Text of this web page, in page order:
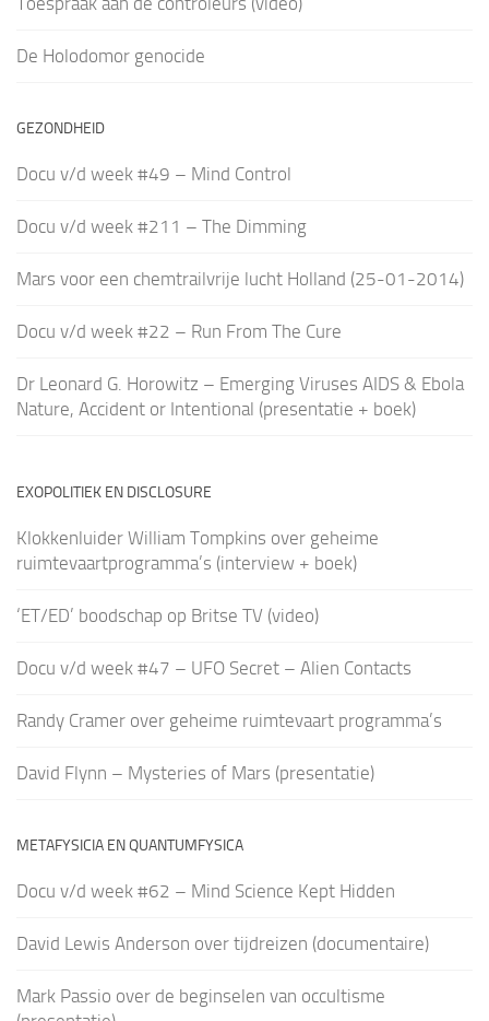
De Holodomor genocide
GEZONDHEID
Docu v/d week #49 – Mind Control
Docu v/d week #211 – The Dimming
Mars voor een chemtrailvrije lucht Holland (25-01-2014)
Docu v/d week #22 – Run From The Cure
Dr Leonard G. Horowitz – Emerging Viruses AIDS & Ebola
Nature, Accident or Intentional (presentatie + boek)
EXOPOLITIEK EN DISCLOSURE
Klokkenluider William Tompkins over geheime
ruimtevaartprogramma’s (interview + boek)
‘ET/ED’ boodschap op Britse TV (video)
Docu v/d week #47 – UFO Secret – Alien Contacts
Randy Cramer over geheime ruimtevaart programma’s
David Flynn – Mysteries of Mars (presentatie)
METAFYSICIA EN QUANTUMFYSICA
Docu v/d week #62 – Mind Science Kept Hidden
David Lewis Anderson over tijdreizen (documentaire)
Mark Passio over de beginselen van occultisme